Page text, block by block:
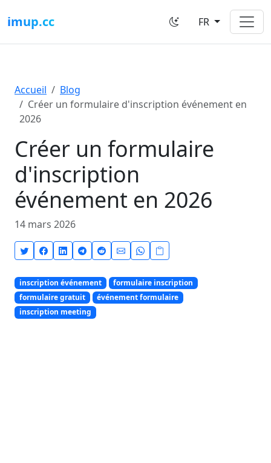
imup.cc FR
Accueil
Blog
Créer un formulaire d'inscription événement en
2026
Créer un formulaire
d'inscription
événement en 2026
14 mars 2026
inscription événement
formulaire inscription
formulaire gratuit
événement formulaire
inscription meeting